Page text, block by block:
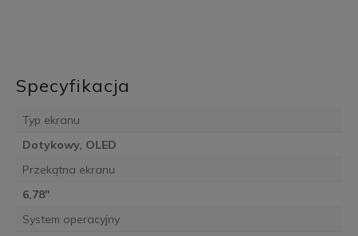
Specyfikacja
Typ ekranu
Dotykowy, OLED
Przekątna ekranu
6,78"
System operacyjny